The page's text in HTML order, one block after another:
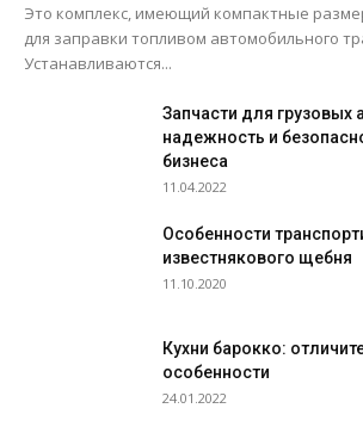
Это комплекс, имеющий компактные
для заправки топливом автомобильного
Устанавливаются...
Запчасти для грузовых
надежность и
бизнеса
11.04.2022
Особенности
известнякового щебня
11.10.2020
Кухни барокко:
особенности
24.01.2022